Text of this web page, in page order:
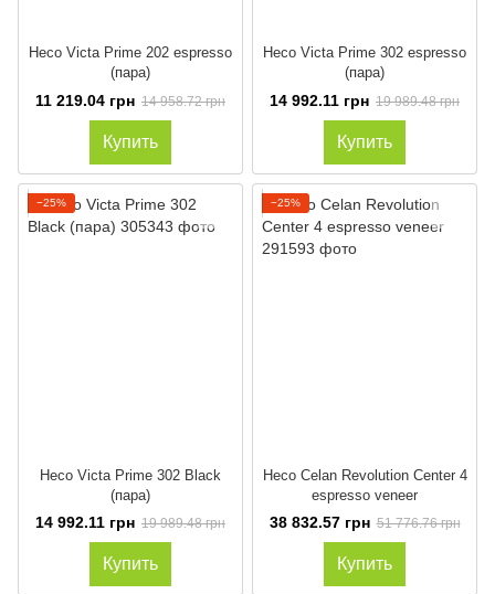
Heco Victa Prime 202 espresso
(пара)
11 219.04 грн 14 958.72 грн
Купить
Heco Victa Prime 302 espresso
(пара)
14 992.11 грн 19 989.48 грн
Купить
−25%
Heco Victa Prime 302 Black
(пара)
14 992.11 грн 19 989.48 грн
Купить
−25%
Heco Celan Revolution Center 4
espresso veneer
38 832.57 грн 51 776.76 грн
Купить